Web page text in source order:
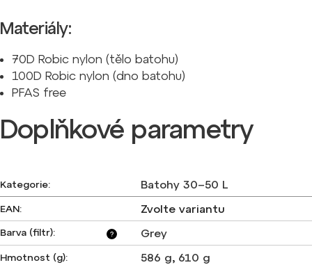
Materiály:
70D Robic nylon (tělo batohu)
100D Robic nylon (dno batohu)
PFAS free
Doplňkové parametry
Kategorie: Batohy 30–50 L
EAN: Zvolte variantu
?
Barva (filtr): Grey
Hmotnost (g): 586 g, 610 g